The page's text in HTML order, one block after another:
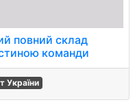
повний склад
команди
України